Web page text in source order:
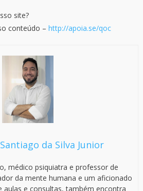
site?
conteúdo – http://apoia.se/qoc
da Silva Junior
médico psiquiatra e professor de
da mente humana e um aficionado
aulas e consultas, também encontra